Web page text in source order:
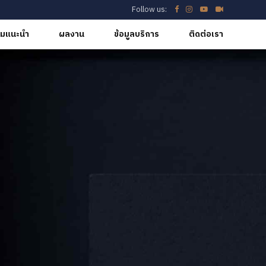
Follow us:
แนะนำ ผลงาน ข้อมูลบริการ ติดต่อเรา